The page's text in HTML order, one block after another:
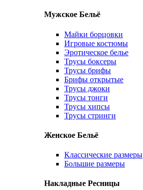
Мужское Бельё
Майки борцовки
Игровые костюмы
Эротическое белье
Трусы боксеры
Трусы брифы
Брифы открытые
Трусы джоки
Трусы тонги
Трусы хипсы
Трусы стринги
Женское Бельё
Классические размеры
Большие размеры
Накладные Ресницы